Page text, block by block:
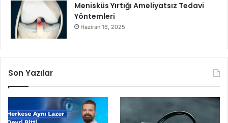
Menisküs Yırtığı Ameliyatsız Tedavi
Yöntemleri
Haziran 16, 2025
Son Yazılar